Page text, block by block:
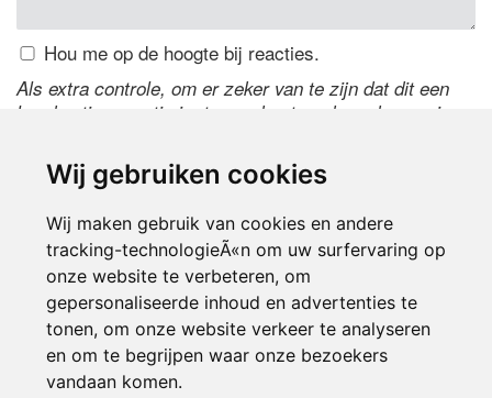
Wij gebruiken cookies
Wij maken gebruik van cookies en andere
tracking-technologieÃ«n om uw surfervaring op
onze website te verbeteren, om
gepersonaliseerde inhoud en advertenties te
tonen, om onze website verkeer te analyseren
en om te begrijpen waar onze bezoekers
vandaan komen.
Hou me op de hoogte bij reacties.
Als extra controle, om er zeker van te zijn dat dit een
handmatige reactie is, typ onderstaande code over in
de code te wijzigen.